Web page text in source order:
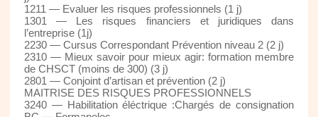
1211 — Evaluer les risques professionnels (1 j)
1301 — Les risques financiers et juridiques dans
l’entreprise (1j)
2230 — Cursus Correspondant Prévention niveau 2 (2 j)
2310 — Mieux savoir pour mieux agir: formation membre
de CHSCT (moins de 300) (3 j)
2801 — Conjoint d’artisan et prévention (2 j)
MAITRISE DES RISQUES PROFESSIONNELS
3240 — Habilitation éléctrique :Chargés de consignation